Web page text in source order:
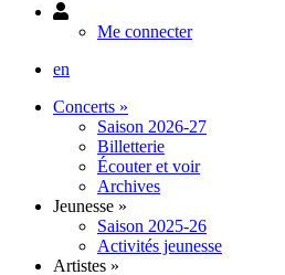
Utilisateur
Me connecter
en
Concerts »
Saison 2026-27
Billetterie
Écouter et voir
Archives
Jeunesse »
Saison 2025-26
Activités jeunesse
Artistes »